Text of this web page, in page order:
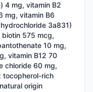
4 mg, vitamin B2
mg, vitamin B6
3a831)
575 mcg,
10 mg,
vitamin B12 70
chloride 60 mg,
tocopherol-rich
origin